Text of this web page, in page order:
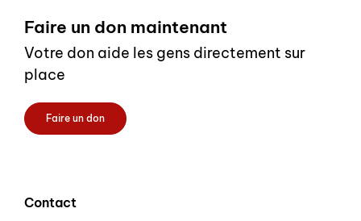
Faire un don maintenant
Votre don aide les gens directement sur
place
Faire un don
Contact